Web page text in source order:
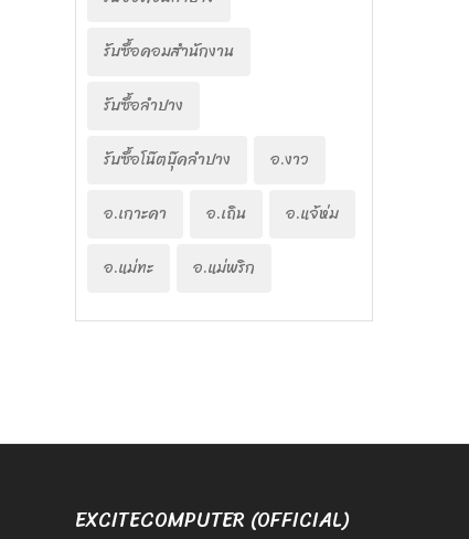
รับซื้อคอมสำนักงาน
รับซื้อลำปาง
รับซื้อโน๊ตบุ๊คลำปาง
อ.งาว
อ.เกาะคา
อ.เถิน
อ.แจ้ห่ม
อ.แม่ทะ
อ.แม่พริก
EXCITECOMPUTER (OFFICIAL)